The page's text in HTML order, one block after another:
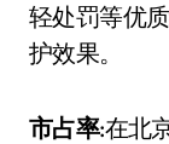
轻处罚等优
护效果。
市占率:在北